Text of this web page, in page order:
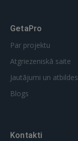
GetaPro
Par projektu
Atgriezeniskā saite
Jautājumi un atbildes
Blogs
Kontakti